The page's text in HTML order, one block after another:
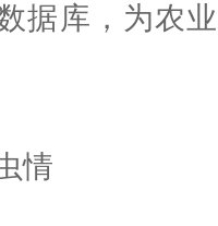
据库，为农